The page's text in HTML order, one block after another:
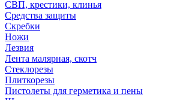
СВП, крестики, клинья
Средства защиты
Скребки
Ножи
Лезвия
Лента малярная, скотч
Стеклорезы
Плиткорезы
Пистолеты для герметика и пены